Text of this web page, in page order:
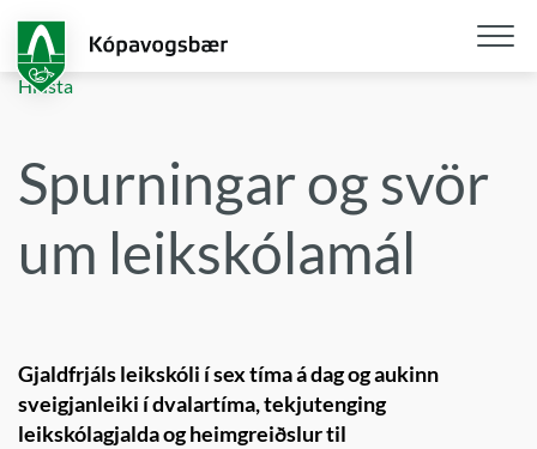
aðalefni
Hlusta
Spurningar og svör
um leikskólamál
Gjaldfrjáls leikskóli í sex tíma á dag og aukinn
sveigjanleiki í dvalartíma, tekjutenging
leikskólagjalda og heimgreiðslur til
Opna